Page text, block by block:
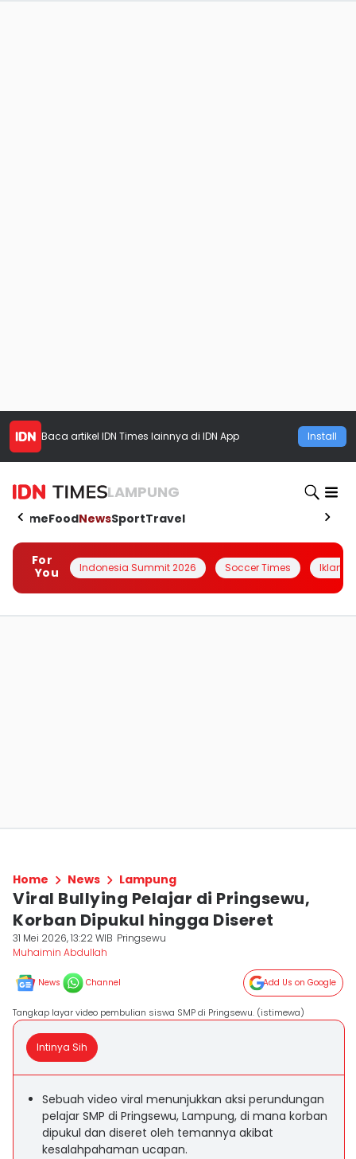
Baca artikel IDN Times lainnya di IDN App Install
LAMPUNG
HomeFoodNewsSportTravel
For
You
Indonesia Summit 2026 Soccer Times Iklanin
Home News Lampung
Viral Bullying Pelajar di Pringsewu,
Korban Dipukul hingga Diseret
31 Mei 2026, 13:22 WIB Pringsewu
Muhaimin Abdullah
News Channel Add Us on Google
Tangkap layar video pembulian siswa SMP di Pringsewu. (istimewa)
Intinya Sih
Sebuah video viral menunjukkan aksi perundungan
pelajar SMP di Pringsewu, Lampung, di mana korban
dipukul dan diseret oleh temannya akibat
kesalahpahaman ucapan.